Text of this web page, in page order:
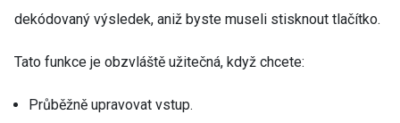
dekódovaný výsledek, aniž byste museli stisknout tlačítko.
Tato funkce je obzvláště užitečná, když chcete:
Průběžně upravovat vstup.